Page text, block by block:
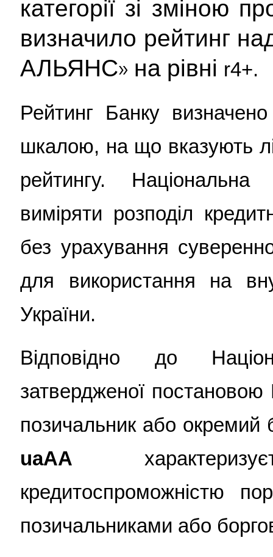
категорії зі зміною
визначило рейтинг
АЛЬЯНС» на рівні r4+.
Рейтинг Банку
шкалою, на що вказують
рейтингу.
виміряти розподіл
без урахування
для використання на
України.
Відповідно до
затвердженої
позичальник або окремий
uaAА
кредитоспроможністю
позичальниками або